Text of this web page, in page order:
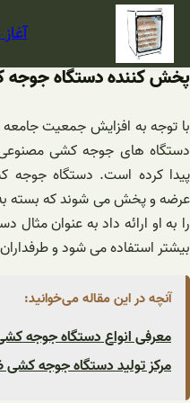
رفتن
محتوا
پخش کننده دستگاه جوجه
با توجه به افزایش جمعیت جامعه
دستگاه های جوجه کشی مصنوعی
پیدا کرده است. دستگاه جوجه
عرضه و پخش می شوند که بسته به
را به او ارائه داد به عنوان
بیشتر استفاده می شود و
آنچه در این مقاله می‌خوانید:
معرفی انواع دستگاه جوجه
مرکز تولید دستگاه جوجه کشی